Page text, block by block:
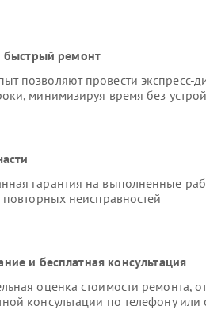
быстрый ремонт
позволяют провести экспресс-
минимизируя время без
гарантия на выполненные
неисправностей
и бесплатная консультация
оценка стоимости ремонта,
консультации по телефону или